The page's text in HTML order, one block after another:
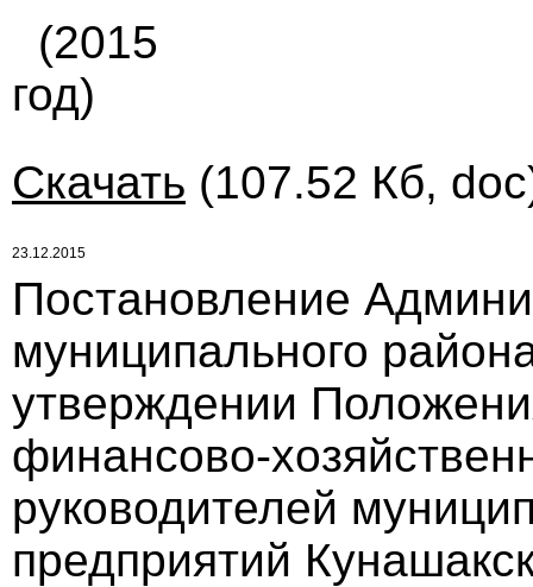
(2015
год)
Скачать (107.52 Кб,
23.12.2015
Постановление
муниципального
утверждении
финансово-
руководителей
предприятий